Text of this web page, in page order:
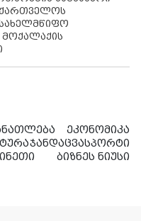
ეკონომიკა
ჯანდაცვასპორტი
ბიზნეს ნიუსი